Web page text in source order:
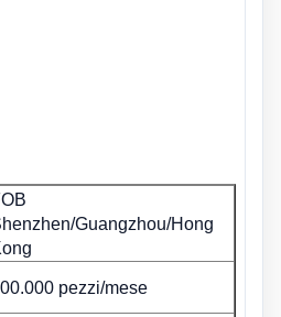
Guangzhou/Hong
pezzi/mese